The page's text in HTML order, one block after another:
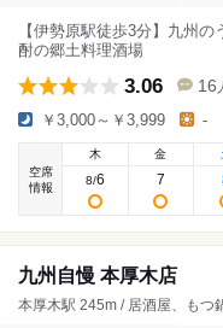
【伊勢原駅徒歩3分】九州
酎の郷土料理酒場
3.06 16
￥3,000～￥3,999 -
空席
情報
木
8/6
金
7
九州自慢 本厚木店
本厚木駅 245m / 居酒屋、もつ